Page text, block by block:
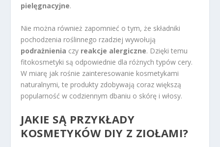
pielęgnacyjne.
Nie można również zapomnieć o tym, że składniki
pochodzenia roślinnego rzadziej wywołują
podrażnienia czy reakcje alergiczne. Dzięki temu
fitokosmetyki są odpowiednie dla różnych typów cery.
W miarę jak rośnie zainteresowanie kosmetykami
naturalnymi, te produkty zdobywają coraz większą
popularność w codziennym dbaniu o skórę i włosy.
JAKIE SĄ PRZYKŁADY
KOSMETYKÓW DIY Z ZIOŁAMI?